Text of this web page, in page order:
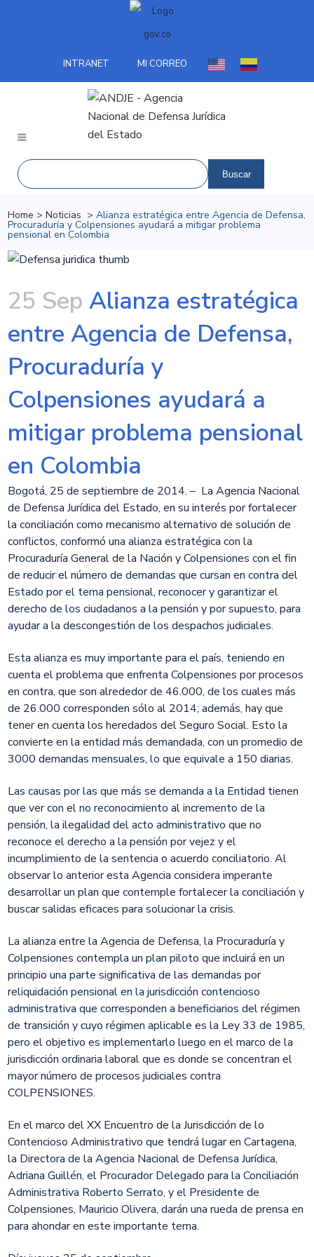
INTRANET MI CORREO
Home >Noticias >Alianza estratégica entre Agencia de Defensa,
Procuraduría y Colpensiones ayudará a mitigar problema
pensional en Colombia
25 Sep Alianza estratégica
entre Agencia de Defensa,
Procuraduría y
Colpensiones ayudará a
mitigar problema pensional
en Colombia
​Bogotá, 25 de septiembre de 2014. – La Agencia Nacional
de Defensa Jurídica del Estado, en su interés por fortalecer
la conciliación como mecanismo alternativo de solución de
conflictos, conformó una alianza estratégica con la
Procuraduría General de la Nación y Colpensiones con el fin
de reducir el número de demandas que cursan en contra del
Estado por el tema pensional, reconocer y garantizar el
derecho de los ciudadanos a la pensión y por supuesto, para
ayudar a la descongestión de los despachos judiciales.
Esta alianza es muy importante para el país, teniendo en
cuenta el problema que enfrenta Colpensiones por procesos
en contra, que son alrededor de 46.000, de los cuales más
de 26.000 corresponden sólo al 2014; además, hay que
tener en cuenta los heredados del Seguro Social. Esto la
convierte en la entidad más demandada, con un promedio de
3000 demandas mensuales, lo que equivale a 150 diarias.
Las causas por las que más se demanda a la Entidad tienen
que ver con el no reconocimiento al incremento de la
pensión, la ilegalidad del acto administrativo que no
reconoce el derecho a la pensión por vejez y el
incumplimiento de la sentencia o acuerdo conciliatorio. Al
observar lo anterior esta Agencia considera imperante
desarrollar un plan que contemple fortalecer la conciliación y
buscar salidas eficaces para solucionar la crisis.
La alianza entre la Agencia de Defensa, la Procuraduría y
Colpensiones contempla un plan piloto que incluirá en un
principio una parte significativa de las demandas por
reliquidación pensional en la jurisdicción contencioso
administrativa que corresponden a beneficiarios del régimen
de transición y cuyo régimen aplicable es la Ley 33 de 1985,
pero el objetivo es implementarlo luego en el marco de la
jurisdicción ordinaria laboral que es donde se concentran el
mayor número de procesos judiciales contra
COLPENSIONES.
En el marco del XX Encuentro de la Jurisdicción de lo
Contencioso Administrativo que tendrá lugar en Cartagena,
la Directora de la Agencia Nacional de Defensa Jurídica,
Adriana Guillén, el Procurador Delegado para la Conciliación
Administrativa Roberto Serrato, y el Presidente de
Colpensiones, Mauricio Olivera, darán una rueda de prensa en
para ahondar en este importante tema.